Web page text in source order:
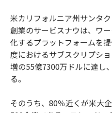
米カリフォルニア州サンタ
創業のサービスナウは、ワ
化するプラットフォームを
度におけるサブスクリプシ
増の55億7300万ドルに達し
る。
そのうち、80％近くが米大